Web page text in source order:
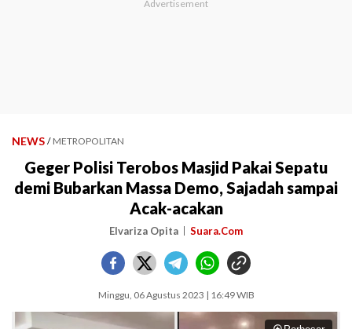
NEWS / METROPOLITAN
Geger Polisi Terobos Masjid Pakai Sepatu
demi Bubarkan Massa Demo, Sajadah sampai
Acak-acakan
Elvariza Opita Suara.Com
Minggu, 06 Agustus 2023 | 16:49 WIB